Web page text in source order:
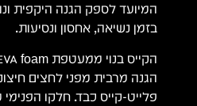
בזמן נשיאה, אחסון ונסיעות.
הגנה מרבית מפני לחצים
פלייט-קייס כבד. חלקו הפנימי